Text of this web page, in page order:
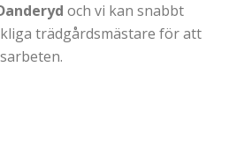
och vi kan snabbt
trädgårdsmästare för att